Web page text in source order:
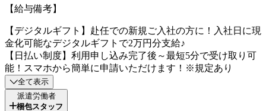
【給与備考】
【デジタルギフト】赴任での新規ご入社の方に！入社日に現
金化可能なデジタルギフトで2万円分支給♪
【日払い制度】利用申し込み完了後～最短5分で受け取り可
能！スマホから簡単に申請いただけます！※規定あり
全て表示
派遣労働者
梱包スタッフ